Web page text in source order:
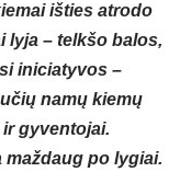
išties atrodo
lyja – telkšo balos,
iniciatyvos –
namų kiemų
gyventojai.
maždaug po lygiai.